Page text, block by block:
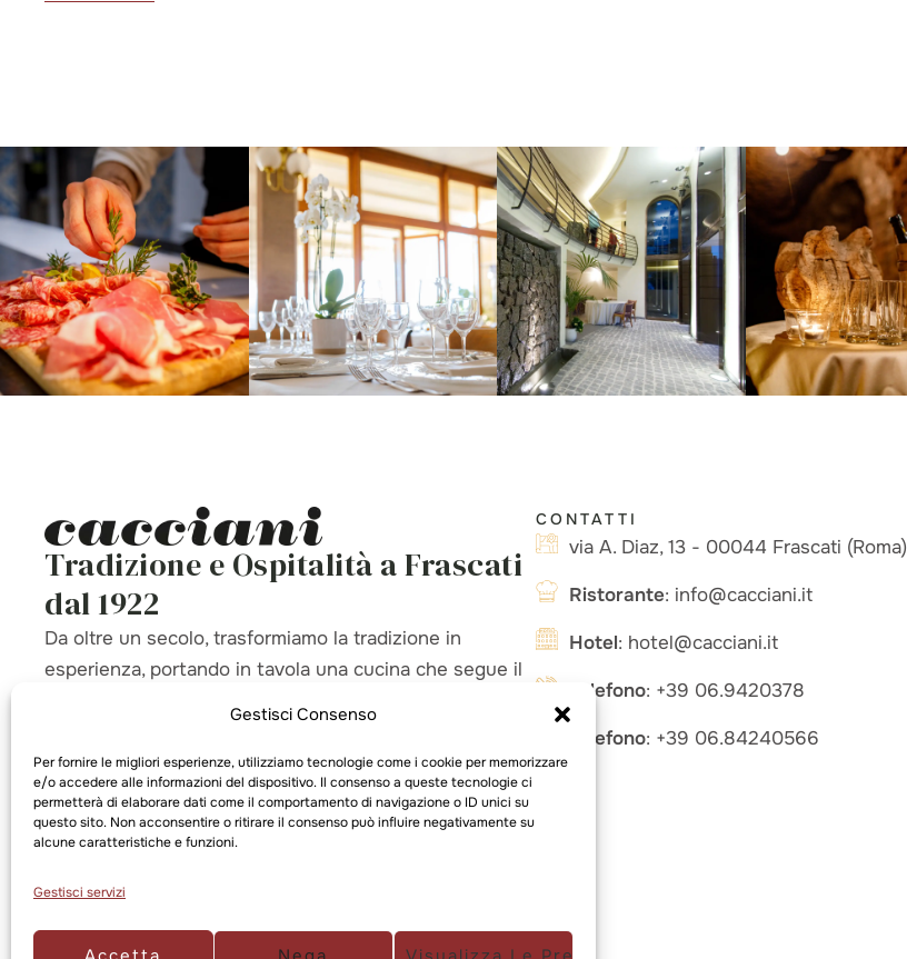
Gestisci Consenso
Per fornire le migliori esperienze, utilizziamo tecnologie come i cookie per memorizzare
e/o accedere alle informazioni del dispositivo. Il consenso a queste tecnologie ci
permetterà di elaborare dati come il comportamento di navigazione o ID unici su
questo sito. Non acconsentire o ritirare il consenso può influire negativamente su
alcune caratteristiche e funzioni.
Gestisci servizi
Tradizione e Ospitalità a Frascati
dal 1922
Da oltre un secolo, trasformiamo la tradizione in
esperienza, portando in tavola una cucina che segue il
CONTATTI
via A. Diaz, 13 - 00044 Frascati (Roma)
Ristorante: info@cacciani.it
Hotel: hotel@cacciani.it
Telefono: +39 06.9420378
Telefono: +39 06.84240566